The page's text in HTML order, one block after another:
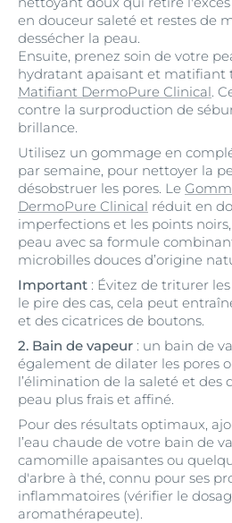
en douceur saleté et restes de
dessécher la peau.
Ensuite, prenez soin de votre
hydratant apaisant et matifiant
Matifiant DermoPure Clinical.
contre la surproduction de
brillance.
Utilisez un gommage en
par semaine, pour nettoyer la
désobstruer les pores. Le
DermoPure Clinical réduit en
imperfections et les points
peau avec sa formule
microbilles douces d’origine
Important : Évitez de triturer
le pire des cas, cela peut
et des cicatrices de boutons.
2. Bain de vapeur : un bain de
également de dilater les pores
l’élimination de la saleté et des
peau plus frais et affiné.
Pour des résultats optimaux,
l’eau chaude de votre bain de
camomille apaisantes ou
d'arbre à thé, connu pour ses
inflammatoires (vérifier le
aromathérapeute).